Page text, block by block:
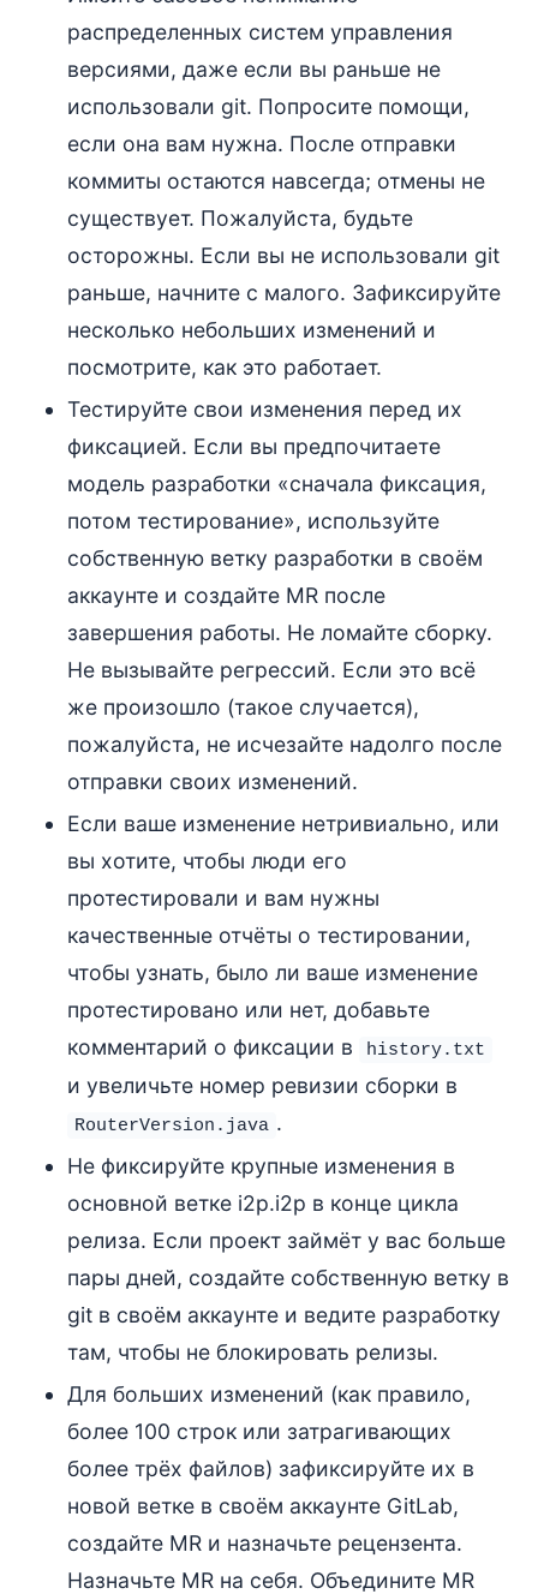
распределенных систем управления
версиями, даже если вы раньше не
использовали git. Попросите помощи,
если она вам нужна. После отправки
коммиты остаются навсегда; отмены не
существует. Пожалуйста, будьте
осторожны. Если вы не использовали git
раньше, начните с малого. Зафиксируйте
несколько небольших изменений и
посмотрите, как это работает.
Тестируйте свои изменения перед их
фиксацией. Если вы предпочитаете
модель разработки «сначала фиксация,
потом тестирование», используйте
собственную ветку разработки в своём
аккаунте и создайте MR после
завершения работы. Не ломайте сборку.
Не вызывайте регрессий. Если это всё
же произошло (такое случается),
пожалуйста, не исчезайте надолго после
отправки своих изменений.
Если ваше изменение нетривиально, или
вы хотите, чтобы люди его
протестировали и вам нужны
качественные отчёты о тестировании,
чтобы узнать, было ли ваше изменение
протестировано или нет, добавьте
комментарий о фиксации в
history.txt
и увеличьте номер ревизии сборки в
RouterVersion.java .
Не фиксируйте крупные изменения в
основной ветке i2p.i2p в конце цикла
релиза. Если проект займёт у вас больше
пары дней, создайте собственную ветку в
git в своём аккаунте и ведите разработку
там, чтобы не блокировать релизы.
Для больших изменений (как правило,
более 100 строк или затрагивающих
более трёх файлов) зафиксируйте их в
новой ветке в своём аккаунте GitLab,
создайте MR и назначьте рецензента.
Назначьте MR на себя. Объедините MR